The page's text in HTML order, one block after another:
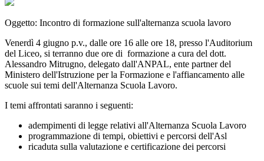
Oggetto: Incontro di formazione sull'alternanza scuola lavoro
Venerdì 4 giugno p.v., dalle ore 16 alle ore 18, presso l'Auditorium
del Liceo, si terranno due ore di formazione a cura del dott.
Alessandro Mitrugno, delegato dall'ANPAL, ente partner del
Ministero dell'Istruzione per la Formazione e l'affiancamento alle
scuole sui temi dell'Alternanza Scuola Lavoro.
I temi affrontati saranno i seguenti:
adempimenti di legge relativi all'Alternanza Scuola Lavoro
programmazione di tempi, obiettivi e percorsi dell'Asl
ricaduta sulla valutazione e certificazione dei percorsi